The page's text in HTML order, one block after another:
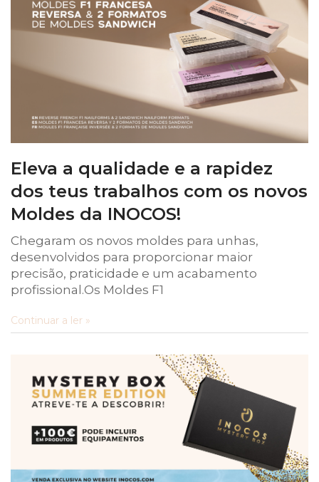
Eleva a qualidade e a rapidez
dos teus trabalhos com os novos
Moldes da INOCOS!
Chegaram os novos moldes para unhas,
desenvolvidos para proporcionar maior
precisão, praticidade e um acabamento
profissional.Os Moldes F1
Continuar a ler »